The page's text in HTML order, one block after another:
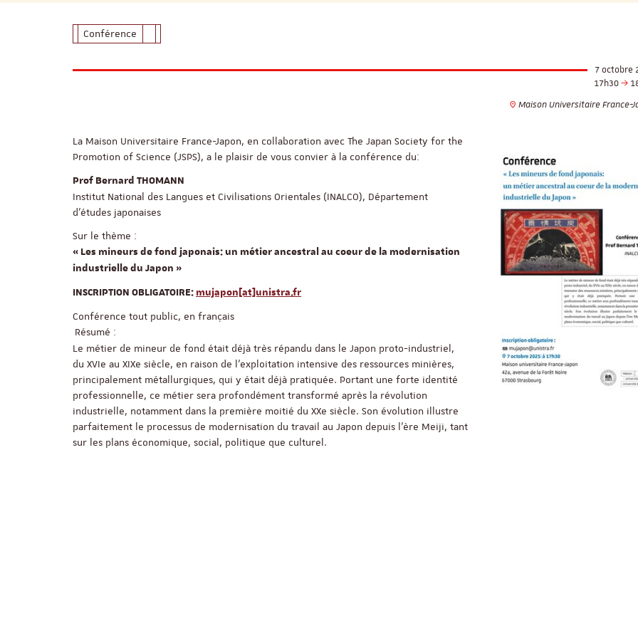
Conférence
7 octobre
17h30
Maison Universitaire France-
La Maison Universitaire France-Japon, en collaboration avec The Japan Society for the
Promotion of Science (JSPS), a le plaisir de vous convier à la conférence du:
Prof Bernard THOMANN
Institut National des Langues et Civilisations Orientales (INALCO), Département
d’études japonaises
Sur le thème :
« Les mineurs de fond japonais: un métier ancestral au coeur de la modernisation
industrielle du Japon »
INSCRIPTION OBLIGATOIRE: mujapon[at]unistra.fr
Conférence tout public, en français
Résumé :
Le métier de mineur de fond était déjà très répandu dans le Japon proto-industriel,
du XVIe au XIXe siècle, en raison de l’exploitation intensive des ressources minières,
principalement métallurgiques, qui y était déjà pratiquée. Portant une forte identité
professionnelle, ce métier sera profondément transformé après la révolution
industrielle, notamment dans la première moitié du XXe siècle. Son évolution illustre
parfaitement le processus de modernisation du travail au Japon depuis l’ère Meiji, tant
sur les plans économique, social, politique que culturel.
ReligiS